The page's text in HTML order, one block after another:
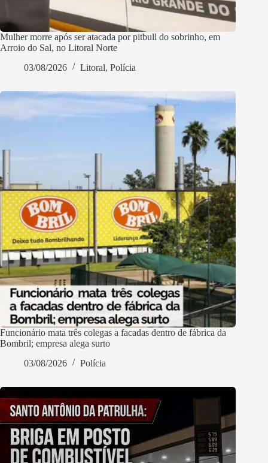
Mulher morre após ser atacada por pitbull do sobrinho, em
Arroio do Sal, no Litoral Norte
03/08/2026
Litoral, Polícia
Funcionário mata três colegas a facadas dentro de fábrica da
Bombril; empresa alega surto
03/08/2026
Polícia